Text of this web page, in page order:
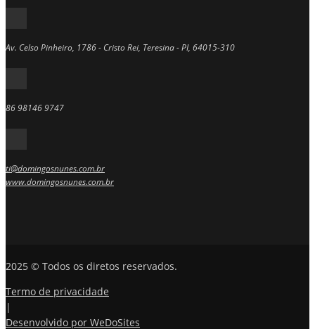
Av. Celso Pinheiro, 1786 - Cristo Rei, Teresina - PI, 64015-310
86 98146 9747
ti@domingosnunes.com.br
www.domingosnunes.com.br
2025 © Todos os diretos reservados.
Termo de privacidade
|
Desenvolvido por WeDoSites